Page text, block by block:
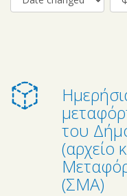
του
(αρχείο
(ΣΜΑ)